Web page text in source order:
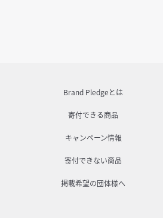
Brand Pledgeとは
寄付できる商品
キャンペーン情報
寄付できない商品
掲載希望の団体様へ